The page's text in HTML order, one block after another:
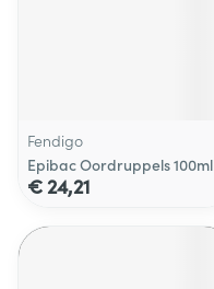
Fendigo
Epibac Oordruppels 100ml
€ 24,21